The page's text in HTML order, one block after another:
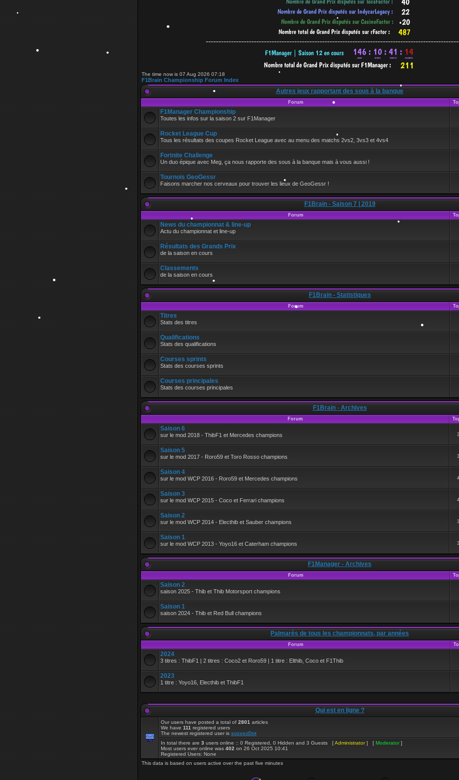
The time now is 07 Aug 2026 07:18
F1Brain Championship Forum Index
Autres jeux rapportant des sous à la banque
Forum
F1Manager Championship
Toutes les infos sur la saison 2 sur F1Manager
Rocket League Cup
Tous les résultats des coupes Rocket League avec au menu des matchs 2vs2, 3vs3 et 4vs4
Fortnite Challenge
Un duo épique avec Meg, ça nous rapporte des sous à la banque mais à vous aussi !
Tournois GeoGessr
Faisons marcher nos cerveaux pour trouver les lieux de GeoGessr !
F1Brain - Saison 7 | 2019
Forum
News du championnat & line-up
Actu du championnat et line-up
Résultats des Grands Prix
de la saison en cours
Classements
de la saison en cours
F1Brain - Statistiques
Forum
Titres
Stats des titres
Qualifications
Stats des qualifications
Courses sprints
Stats des courses sprints
Courses principales
Stats des courses principales
F1Brain - Archives
Forum
Saison 6
sur le mod 2018 - ThibF1 et Mercedes champions
Saison 5
sur le mod 2017 - Roro59 et Toro Rosso champions
Saison 4
sur le mod WCP 2016 - Roro59 et Mercedes champions
Saison 3
sur le mod WCP 2015 - Coco et Ferrari champions
Saison 2
sur le mod WCP 2014 - Electhib et Sauber champions
Saison 1
sur le mod WCP 2013 - Yoyo16 et Caterham champions
F1Manager - Archives
Forum
Saison 2
saison 2025 - Thib et Thib Motorsport champions
Saison 1
saison 2024 - Thib et Red Bull champions
Palmarès de tous les championnats, par années
Forum
2024
3 titres : ThibF1 | 2 titres : Coco2 et Roro59 | 1 titre : Elthib, Coco et F1Thib
2023
1 titre : Yoyo16, Electhib et ThibF1
Qui est en ligne ?
Our users have posted a total of 2801 articles
We have 111 registered users
The newest registered user is sozvezDot
In total there are 3 users online :: 0 Registered, 0 Hidden and 3 Guests [Administrator] [ Moderator]
Most users ever online was 402 on 26 Oct 2025 10:41
Registered Users: None
This data is based on users active over the past five minutes
•
•
•
•
•
•
•